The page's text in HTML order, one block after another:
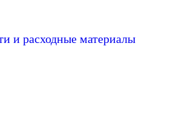
и расходные материалы